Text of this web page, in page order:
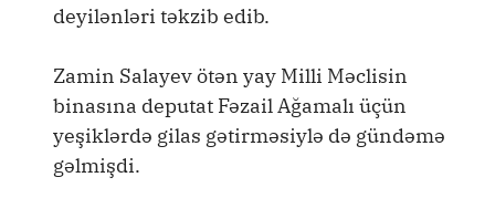
deyilənləri təkzib edib.
Zamin Salayev ötən yay Milli Məclisin
binasına deputat Fəzail Ağamalı üçün
yeşiklərdə gilas gətirməsiylə də gündəmə
gəlmişdi.